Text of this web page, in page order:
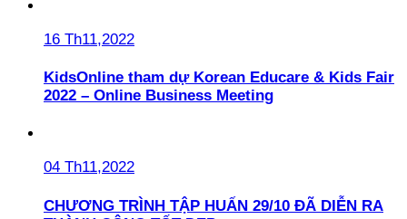
16 Th11,2022
KidsOnline tham dự Korean Educare & Kids Fair
2022 – Online Business Meeting
04 Th11,2022
CHƯƠNG TRÌNH TẬP HUẤN 29/10 ĐÃ DIỄN RA